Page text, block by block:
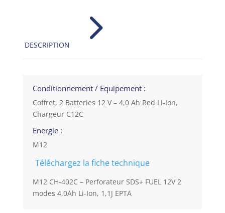
DESCRIPTION 5
Conditionnement / Equipement :
Coffret, 2 Batteries 12 V – 4,0 Ah Red Li-Ion,
Chargeur C12C
Energie :
M12
Téléchargez la fiche technique
M12 CH-402C – Perforateur SDS+ FUEL 12V 2
modes 4,0Ah Li-Ion, 1,1J EPTA